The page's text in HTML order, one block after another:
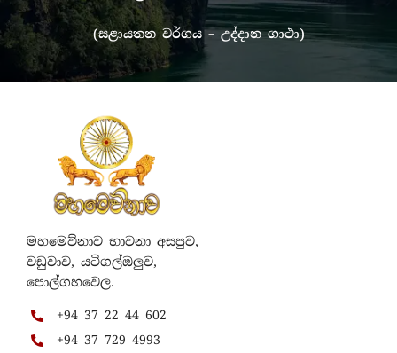
(සළායතන වර්ගය – උද්දාන ගාථා)
මහමෙව්නාව භාවනා අසපුව,
වඩුවාව, යටිගල්ඔලුව,
පොල්ගහවෙල.
+94 37 22 44 602
+94 37 729 4993